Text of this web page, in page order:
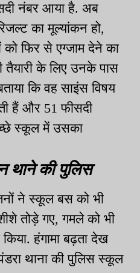
नंबर आया है. अब
का मूल्यांकन हो,
को फिर से एग्जाम देने का
तैयारी के लिए उनके पास
कि वह साइंस विषय
हैं और 51 फीसदी
स्कूल में उसका
थाने की पुलिस
ने स्कूल बस को भी
तोड़े गए, गमले को भी
हंगामा बढ़ता देख
थाना की पुलिस स्कूल